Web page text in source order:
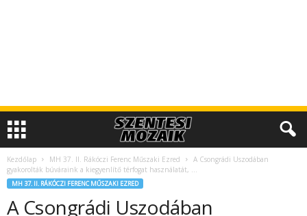
Kezdőlap MH 37. II. Rákóczi Ferenc Műszaki Ezred
A Csongrádi Uszodában
gyakorolták búváraink a kiegyenlítő térfogat használatát, …
MH 37. II. RÁKÓCZI FERENC MŰSZAKI EZRED
A Csongrádi Uszodában